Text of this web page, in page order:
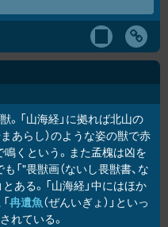
。「山海経」に拠れば北山の
まあらし）のような姿の獣で赤
鳴くという。また孟槐は凶を
「"畏獣画（ないし畏獣書、な
ある。「山海経」中にはほか
冉遺魚（ぜんいぎょ）」といっ
れている。